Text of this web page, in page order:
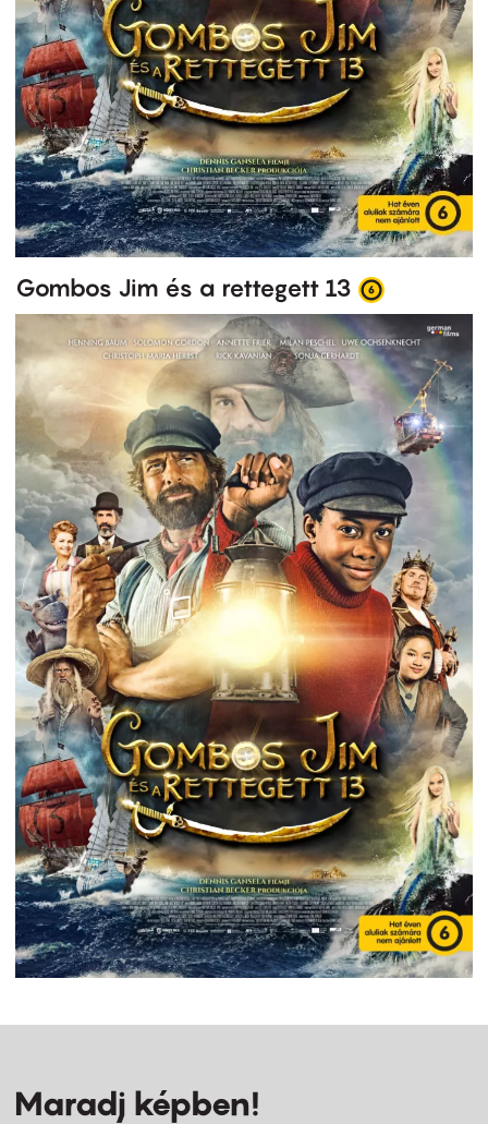
Gombos Jim és a rettegett 13
Maradj képben!